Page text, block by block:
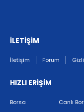
İLETİŞİM
İletişim Forum
HIZLI ERİŞİM
Borsa
Canlı